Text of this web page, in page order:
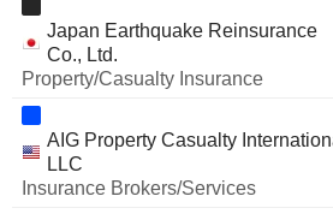
CORPORATION
R&Q INSURANCE HOLDINGS
LTD.
Japan Earthquake Reinsurance
Co., Ltd.
Property/Casualty Insurance
AIG Property Casualty
LLC
Insurance Brokers/Services